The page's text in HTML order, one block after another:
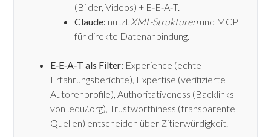
(Bilder, Videos) + E‑E‑A‑T.
Claude: nutzt XML-Strukturen und MCP
für direkte Datenanbindung.
E‑E‑A‑T als Filter: Experience (echte
Erfahrungsberichte), Expertise (verifizierte
Autorenprofile), Authoritativeness (Backlinks
von .edu/.org), Trustworthiness (transparente
Quellen) entscheiden über Zitierwürdigkeit.